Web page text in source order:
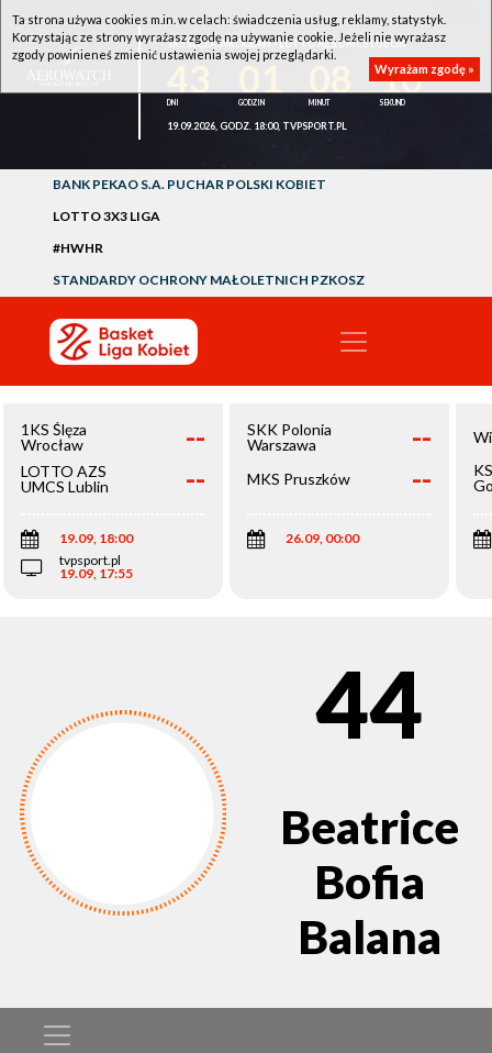
1KS ŚLĘZA WROCŁAW - LOTTO AZS UMCS LUBLIN
10
19.09.2026, GODZ. 18:00, TVPSPORT.PL
BANK PEKAO S.A. PUCHAR POLSKI KOBIET
LOTTO 3X3 LIGA
#HWHR
STANDARDY OCHRONY MAŁOLETNICH PZKOSZ
1KS Ślęza
Wrocław
--
LOTTO AZS
UMCS Lublin
--
19.09, 18:00
tvpsport.pl
19.09, 17:55
SKK Polonia
Warszawa
--
MKS Pruszków --
26.09, 00:00
44
Beatrice
Bofia
Balana
Ta strona używa cookies m.in. w celach: świadczenia usług, reklamy, statystyk.
Korzystając ze strony wyrażasz zgodę na używanie cookie. Jeżeli nie wyrażasz
zgody powinieneś zmienić ustawienia swojej przeglądarki.
Wyrażam zgodę »